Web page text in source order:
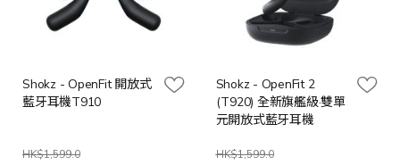
Shokz - OpenFit 開放式
藍牙耳機T910
HK$1,599.0
Shokz - OpenFit 2
(T920) 全新旗艦級·雙單
元開放式藍牙耳機
HK$1,599.0